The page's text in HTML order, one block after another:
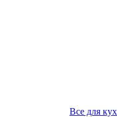
Все для